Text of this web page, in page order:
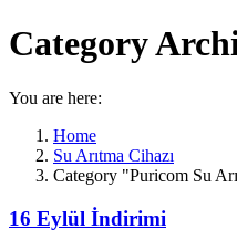
Category
You are here:
Home
Su Arıtma Cihazı
Category "Puricom Su
16 Eylül İndirimi